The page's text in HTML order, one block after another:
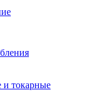
и токарные